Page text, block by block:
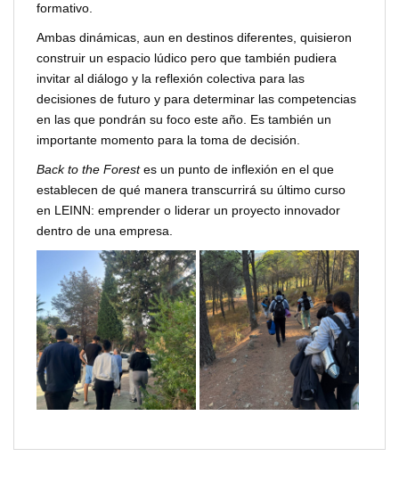
formativo.
Ambas dinámicas, aun en destinos diferentes, quisieron
construir un espacio lúdico pero que también pudiera
invitar al diálogo y la reflexión colectiva para las
decisiones de futuro y para determinar las competencias
en las que pondrán su foco este año. Es también un
importante momento para la toma de decisión.
Back to the Forestes un punto de inflexión en el que
establecen de qué manera transcurrirá su último curso
en LEINN: emprender o liderar un proyecto innovador
dentro de una empresa.